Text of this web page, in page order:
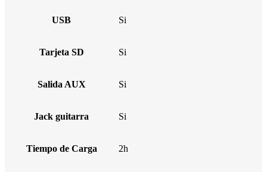
USB Si
Tarjeta SD Si
Salida AUX Si
Jack guitarra Si
Tiempo de Carga 2h